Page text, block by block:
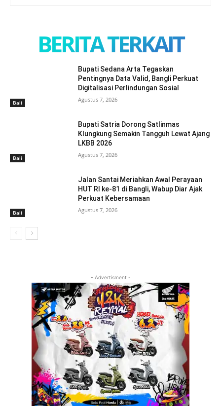
BERITA TERKAIT
Bali
Bupati Sedana Arta Tegaskan
Pentingnya Data Valid, Bangli Perkuat
Digitalisasi Perlindungan Sosial
Agustus 7, 2026
Bali
Bupati Satria Dorong Satlinmas
Klungkung Semakin Tangguh Lewat Ajang
LKBB 2026
Agustus 7, 2026
Bali
Jalan Santai Meriahkan Awal Perayaan
HUT RI ke-81 di Bangli, Wabup Diar Ajak
Perkuat Kebersamaan
Agustus 7, 2026
- Advertisment -